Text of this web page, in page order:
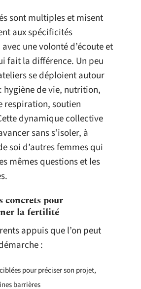
sont multiples et misent
aux spécificités
une volonté d’écoute et
fait la différence. Un peu
se déploient autour
hygiène de vie, nutrition,
respiration, soutien
dynamique collective
sans s’isoler, à
soi d’autres femmes qui
mêmes questions et les
concrets pour
la fertilité
appuis que l’on peut
:
pour préciser son projet,
barrières